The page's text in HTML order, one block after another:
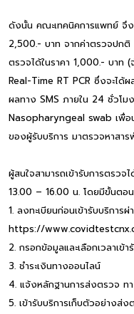
ดังนั้น คณะเทคนิคการแพทย์ จึง
2,500.- บาท จากค่าตรวจปกติ
ตรวจได้ในราคา 1,000.- บาท
Real-Time RT PCR ซึ่งจะได้
ผลทาง SMS ภายใน 24 ชั่วโม
Nasopharyngeal swab เพื่อ
ของผู้รับบริการ มาตรวจหาสา
ผู้สนใจสามารถเข้ารับการตรว
13.00 – 16.00 น. โดยมีขั้นต
1. ลงทะเบียนก่อนเข้ารับบริการผ่
https://
2. กรอกข้อมูลและเลือกเวลาเข้า
3. ชำระเงินทางออนไลน์
4. แจ้งหลักฐานการส่งตรวจ
5. เข้ารับบริการเก็บตัวอย่างส่